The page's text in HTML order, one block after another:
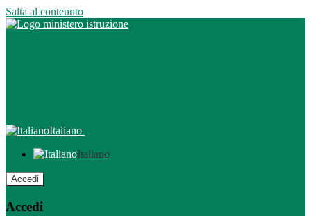
Salta al contenuto
Italiano
Italiano
Accedi
Accedi